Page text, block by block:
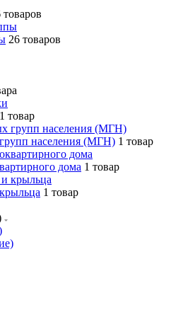
товаров
26 товаров
1 товар
населения (МГН) 1 товар
дома 1 товар
1 товар